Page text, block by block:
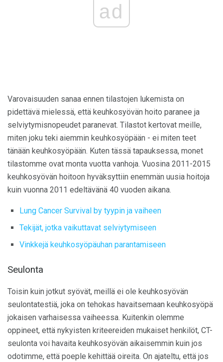
ad
Varovaisuuden sanaa ennen tilastojen lukemista on
pidettävä mielessä, että keuhkosyövän hoito paranee ja
selviytymisnopeudet paranevat. Tilastot kertovat meille,
miten joku teki aiemmin keuhkosyöpään - ei miten teet
tänään keuhkosyöpään. Kuten tässä tapauksessa, monet
tilastomme ovat monta vuotta vanhoja. Vuosina 2011-2015
keuhkosyövän hoitoon hyväksyttiin enemmän uusia hoitoja
kuin vuonna 2011 edeltävänä 40 vuoden aikana.
Lung Cancer Survival by tyypin ja vaiheen
Tekijät, jotka vaikuttavat selviytymiseen
Vinkkejä keuhkosyöpäuhan parantamiseen
Seulonta
Toisin kuin jotkut syövät, meillä ei ole keuhkosyövän
seulontatestiä, joka on tehokas havaitsemaan keuhkosyöpä
jokaisen varhaisessa vaiheessa. Kuitenkin olemme
oppineet, että nykyisten kriteereiden mukaiset henkilöt, CT-
seulonta voi havaita keuhkosyövän aikaisemmin kuin jos
odotimme, että poeple kehittää oireita. On ajateltu, että jos